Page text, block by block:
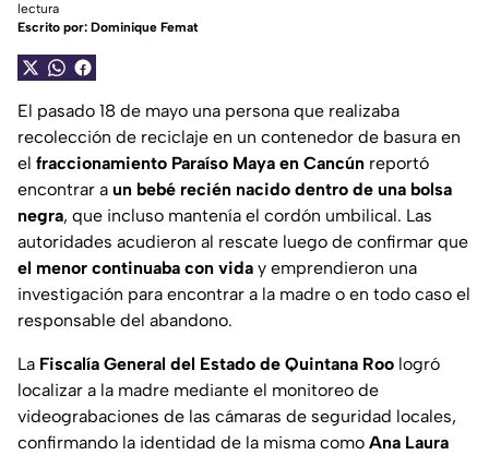
lectura
Escrito por: Dominique Femat
El pasado 18 de mayo una persona que realizaba
recolección de reciclaje en un contenedor de basura en
el fraccionamiento Paraíso Maya en Cancún reportó
encontrar a un bebé recién nacido dentro de una bolsa
negra, que incluso mantenía el cordón umbilical. Las
autoridades acudieron al rescate luego de confirmar que
el menor continuaba con vida y emprendieron una
investigación para encontrar a la madre o en todo caso el
responsable del abandono.
La Fiscalía General del Estado de Quintana Roo logró
localizar a la madre mediante el monitoreo de
videograbaciones de las cámaras de seguridad locales,
confirmando la identidad de la misma como Ana Laura